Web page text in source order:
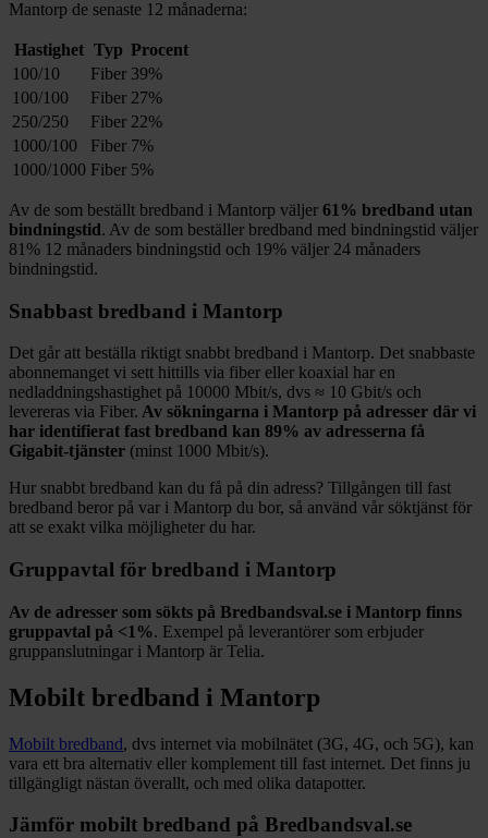
Mantorp de senaste 12 månaderna:
Hastighet Typ Procent
100/10
Fiber 39%
100/100
Fiber 27%
250/250
Fiber 22%
1000/100
Fiber 7%
1000/1000 Fiber 5%
Av de som beställt bredband i Mantorp väljer 61% bredband utan
bindningstid. Av de som beställer bredband med bindningstid väljer
81% 12 månaders bindningstid och 19% väljer 24 månaders
bindningstid.
Snabbast bredband i Mantorp
Det går att beställa riktigt snabbt bredband i Mantorp. Det snabbaste
abonnemanget vi sett hittills via fiber eller koaxial har en
nedladdningshastighet på 10000 Mbit/s, dvs ≈ 10 Gbit/s och
levereras via Fiber. Av sökningarna i Mantorp på adresser där vi
har identifierat fast bredband kan 89% av adresserna få
Gigabit-tjänster (minst 1000 Mbit/s).
Hur snabbt bredband kan du få på din adress? Tillgången till fast
bredband beror på var i Mantorp du bor, så använd vår söktjänst för
att se exakt vilka möjligheter du har.
Gruppavtal för bredband i Mantorp
Av de adresser som sökts på Bredbandsval.se i Mantorp finns
gruppavtal på <1%. Exempel på leverantörer som erbjuder
gruppanslutningar i Mantorp är Telia.
Mobilt bredband i Mantorp
Mobilt bredband, dvs internet via mobilnätet (3G, 4G, och 5G), kan
vara ett bra alternativ eller komplement till fast internet. Det finns ju
tillgängligt nästan överallt, och med olika datapotter.
Jämför mobilt bredband på Bredbandsval.se